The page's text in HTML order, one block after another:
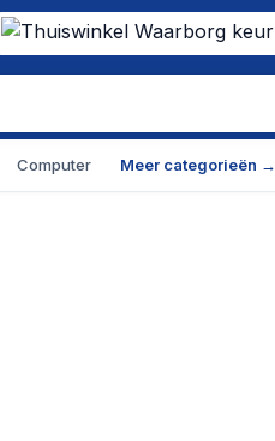
Computer Meer categorieën →